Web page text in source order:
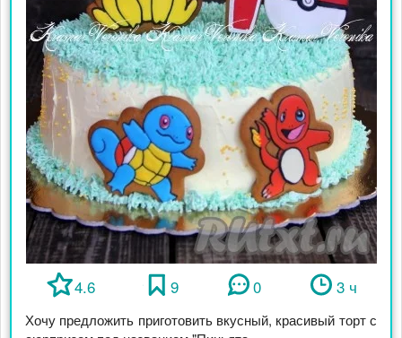
4.6 9 0 3 ч
Хочу предложить приготовить вкусный, красивый торт с